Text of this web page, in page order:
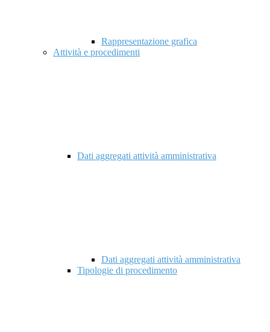
Rappresentazione grafica
Attività e procedimenti
Dati aggregati attività amministrativa
Dati aggregati attività amministrativa
Tipologie di procedimento